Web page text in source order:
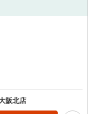
阪北店